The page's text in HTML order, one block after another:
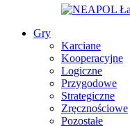
Gry
Karciane
Kooperacyjne
Logiczne
Przygodowe
Strategiczne
Zręcznościowe
Pozostałe